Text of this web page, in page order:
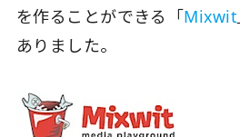
を作ることができる「Mixwit
ありました。